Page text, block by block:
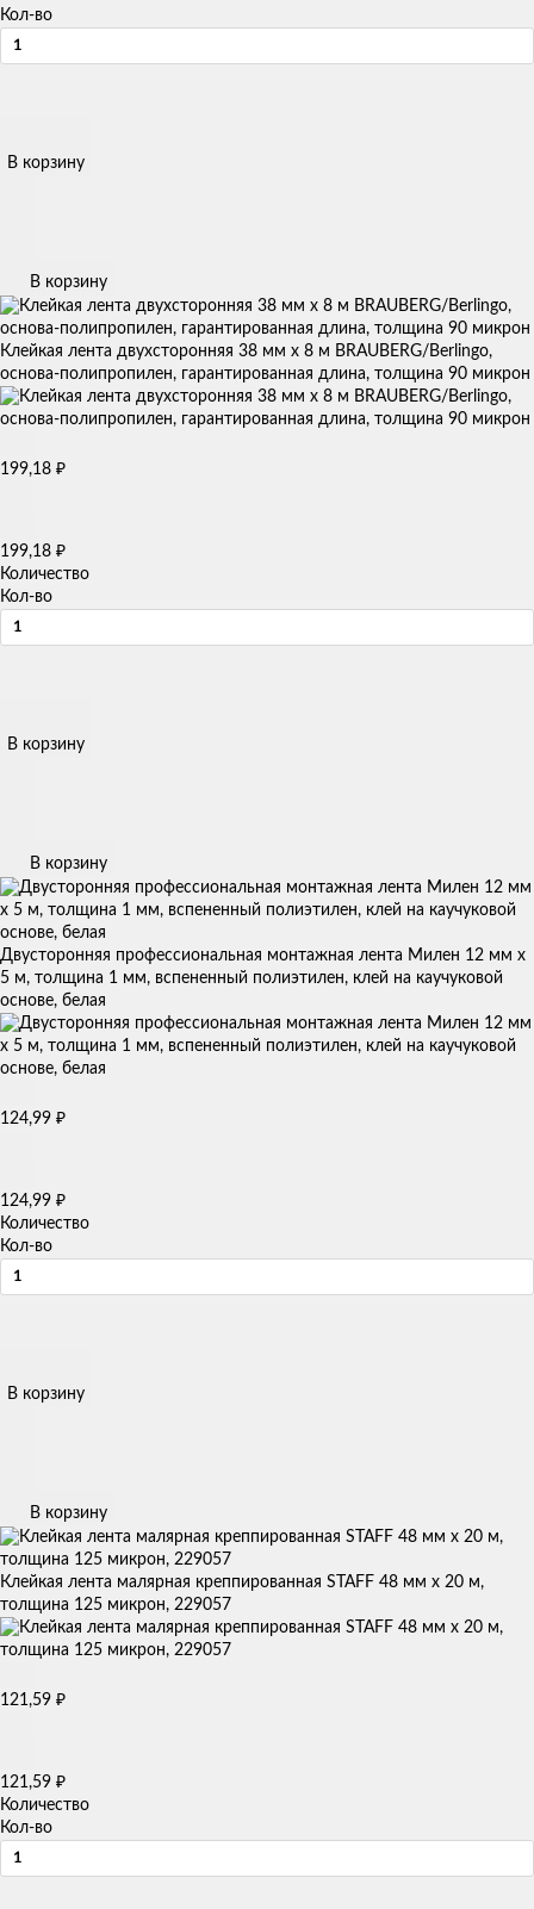
Кол-во
В корзину
В корзину
Клейкая лента двухсторонняя 38 мм х 8 м BRAUBERG/Berlingo,
основа-полипропилен, гарантированная длина, толщина 90 микрон
199,18 ₽
199,18 ₽
Количество
Кол-во
В корзину
В корзину
Двусторонняя профессиональная монтажная лента Милен 12 мм х
5 м, толщина 1 мм, вспененный полиэтилен, клей на каучуковой
основе, белая
124,99 ₽
124,99 ₽
Количество
Кол-во
В корзину
В корзину
Клейкая лента малярная креппированная STAFF 48 мм x 20 м,
толщина 125 микрон, 229057
121,59 ₽
121,59 ₽
Количество
Кол-во